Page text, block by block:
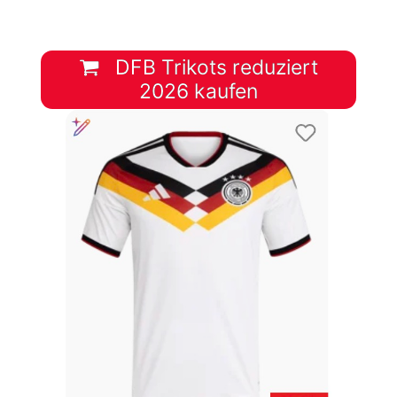
DFB Trikots reduziert
2026 kaufen